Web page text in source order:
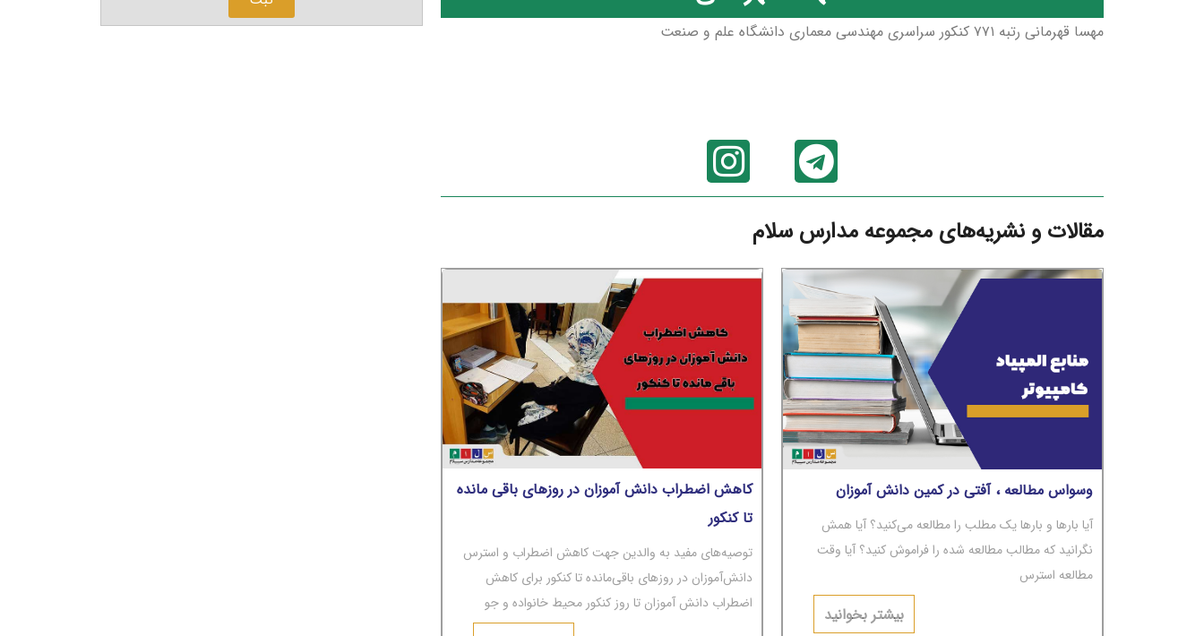
مهسا قهرمانی رتبه ۷۷۱ کنکور سراسری مهندسی معماری دانشگاه علم و صنعت
مقالات و نشریه‌های مجموعه مدارس سلام
وسواس مطالعه ، آفتی در کمین دانش آموزان
آیا بارها و بارها یک مطلب را مطالعه می‌کنید؟ آیا همش
نگرانید که مطالب مطالعه شده را فراموش کنید؟ آیا وقت
مطالعه استرس
دارید و نگرانید؟ آیا با وجود بارها مطالعه، مطالب از ذهن‌تان
بیشتر بخوانید
کاهش اضطراب دانش آموزان در روزهای باقی مانده
تا کنکور
توصیه‌های مفید به والدین جهت کاهش اضطراب و استرس
دانش‌آموزان در روزهای باقی‌مانده تا کنکور برای کاهش
اضطراب دانش آموزان تا روز کنکور محیط خانواده و جو
عاطفی حاکم بر آن باید به‌دور از تنش‌های عاطفی و مشاجره